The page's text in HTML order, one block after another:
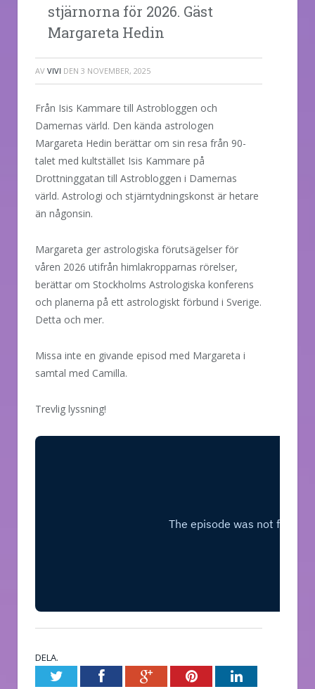
stjärnorna för 2026. Gäst
Margareta Hedin
AV VIVI DEN 3 NOVEMBER, 2025
Från Isis Kammare till Astrobloggen och
Damernas värld. Den kända astrologen
Margareta Hedin berättar om sin resa från 90-
talet med kultstället Isis Kammare på
Drottninggatan till Astrobloggen i Damernas
värld. Astrologi och stjärntydningskonst är hetare
än någonsin.
Margareta ger astrologiska förutsägelser för
våren 2026 utifrån himlakropparnas rörelser,
berättar om Stockholms Astrologiska konferens
och planerna på ett astrologiskt förbund i Sverige.
Detta och mer.
Missa inte en givande episod med Margareta i
samtal med Camilla.
Trevlig lyssning!
DELA.
TwitterFacebookGoogle+PinterestLinkedIn